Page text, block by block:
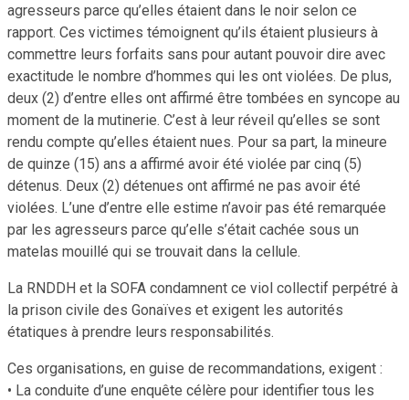
agresseurs parce qu’elles étaient dans le noir selon ce
rapport. Ces victimes témoignent qu’ils étaient plusieurs à
commettre leurs forfaits sans pour autant pouvoir dire avec
exactitude le nombre d’hommes qui les ont violées. De plus,
deux (2) d’entre elles ont affirmé être tombées en syncope au
moment de la mutinerie. C’est à leur réveil qu’elles se sont
rendu compte qu’elles étaient nues. Pour sa part, la mineure
de quinze (15) ans a affirmé avoir été violée par cinq (5)
détenus. Deux (2) détenues ont affirmé ne pas avoir été
violées. L’une d’entre elle estime n’avoir pas été remarquée
par les agresseurs parce qu’elle s’était cachée sous un
matelas mouillé qui se trouvait dans la cellule.
La RNDDH et la SOFA condamnent ce viol collectif perpétré à
la prison civile des Gonaïves et exigent les autorités
étatiques à prendre leurs responsabilités.
Ces organisations, en guise de recommandations, exigent :
• La conduite d’une enquête célère pour identifier tous les